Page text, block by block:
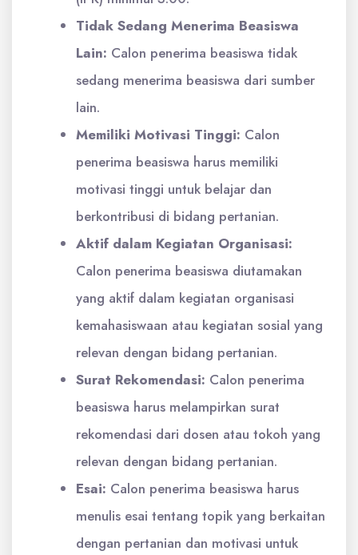
Tidak Sedang Menerima Beasiswa
Lain: Calon penerima beasiswa tidak
sedang menerima beasiswa dari sumber
lain.
Memiliki Motivasi Tinggi: Calon
penerima beasiswa harus memiliki
motivasi tinggi untuk belajar dan
berkontribusi di bidang pertanian.
Aktif dalam Kegiatan Organisasi:
Calon penerima beasiswa diutamakan
yang aktif dalam kegiatan organisasi
kemahasiswaan atau kegiatan sosial yang
relevan dengan bidang pertanian.
Surat Rekomendasi: Calon penerima
beasiswa harus melampirkan surat
rekomendasi dari dosen atau tokoh yang
relevan dengan bidang pertanian.
Esai: Calon penerima beasiswa harus
menulis esai tentang topik yang berkaitan
dengan pertanian dan motivasi untuk